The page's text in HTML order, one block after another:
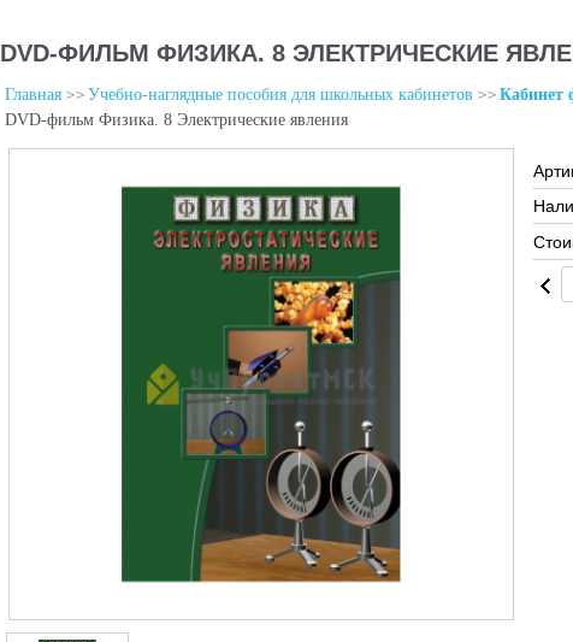
DVD-ФИЛЬМ ФИЗИКА. 8 ЭЛЕКТРИЧЕСКИЕ
Главная Учебно-наглядные пособия для школьных кабинетов Кабинет
DVD-фильм Физика. 8 Электрические явления